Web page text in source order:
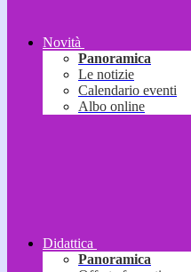
Novità
Panoramica
Le notizie
Calendario eventi
Albo online
Didattica
Panoramica